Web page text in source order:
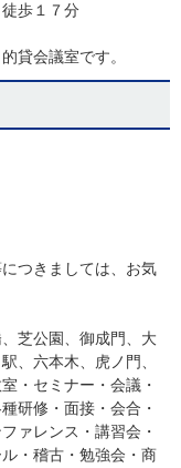
歩１７分
貸会議室です。
つきましては、お気
芝公園、御成門、大
、六本木、虎ノ門、
・セミナー・会議・
研修・面接・会合・
ァレンス・講習会・
・稽古・勉強会・商